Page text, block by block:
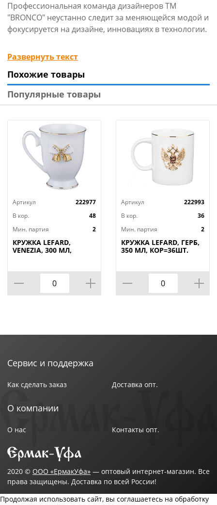
Профессиональная команда дизайнеров ТМ
"BRONCO" неустанно следит за меняющейся модой и
фокусируется на дизайне, инновациях в технологии.
Удобная форма и современный дизайн. Фарфор на
каждый день - это отличный подарок себе и своим
друзьям.
Можно использовать с СВЧ и мыть в посудомоечной
Развернуть текст
Похожие товары
Популярные товары
Артикул
222977
В кор.
48
Мин. партия
2
КРУЖКА LEFARD,
VENEZIA, 300 МЛ,
Артикул
222993
В кор.
36
Мин. партия
2
КРУЖКА LEFARD, ГЕРБ,
350 МЛ, КОР=36ШТ.
Сервис и поддержка
Как сделать заказ Доставка опт.
О компании
О нас Контакты опт.
2020 © ООО «ЕрмакУфа» — оптовый интернет-магазин. Все
права защищены. Доставка по всей России!
Продолжая использовать сайт, вы соглашаетесь на обработку